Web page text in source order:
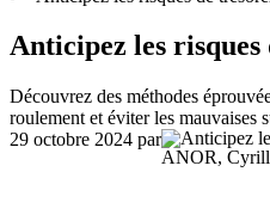
Anticipez les
Découvrez des méthodes
roulement et éviter les mauvaises
29 octobre 2024 par
ANOR,